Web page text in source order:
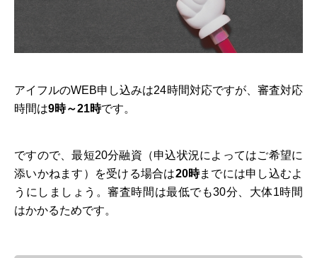
アイフルのWEB申し込みは24時間対応ですが、審査対応
時間は9時～21時です。
ですので、最短20分融資（申込状況によってはご希望に
添いかねます）を受ける場合は20時までには申し込むよ
うにしましょう。審査時間は最低でも30分、大体1時間
はかかるためです。